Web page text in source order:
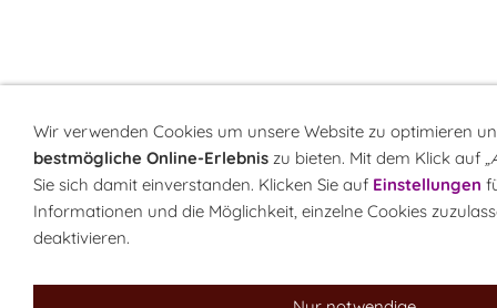
Wir verwenden Cookies um unsere Website zu optimieren
bestmögliche Online-Erlebnis zu bieten. Mit dem Klick auf
Sie sich damit einverstanden. Klicken Sie auf Einstellungen
Informationen und die Möglichkeit, einzelne Cookies
deaktivieren.